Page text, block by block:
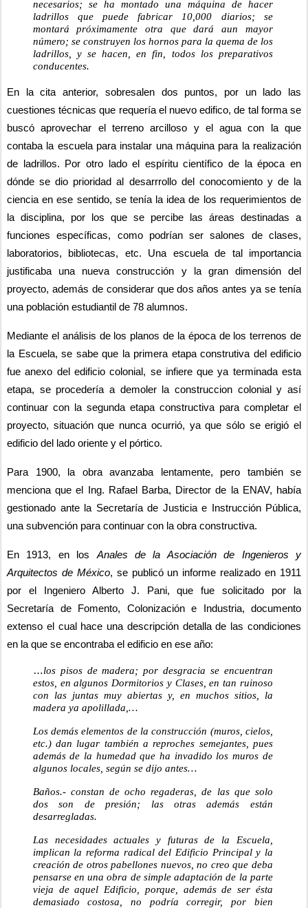
necesarios; se ha montado una máquina de hacer
ladrillos que puede fabricar 10,000 diarios; se
montará próximamente otra que dará aun mayor
número; se construyen los hornos para la quema de los
ladrillos, y se hacen, en fin, todos los preparativos
conducentes.
En la cita anterior, sobresalen dos puntos, por un lado las
cuestiones técnicas que requería el nuevo edifico, de tal forma se
buscó aprovechar el terreno arcilloso y el agua con la que
contaba la escuela para instalar una máquina para la realización
de ladrillos. Por otro lado el espíritu científico de la época en
dónde se dio prioridad al desarrrollo del conocomiento y de la
ciencia en ese sentido, se tenía la idea de los requerimientos de
la disciplina, por los que se percibe las áreas destinadas a
funciones específicas, como podrían ser salones de clases,
laboratorios, bibliotecas, etc. Una escuela de tal importancia
justificaba una nueva construcción y la gran dimensión del
proyecto, además de considerar que dos años antes ya se tenía
una población estudiantil de 78 alumnos.
Mediante el análisis de los planos de la época de los terrenos de
la Escuela, se sabe que la primera etapa construtiva del edificio
fue anexo del edificio colonial, se infiere que ya terminada esta
etapa, se procedería a demoler la construccion colonial y así
continuar con la segunda etapa constructiva para completar el
proyecto, situación que nunca ocurrió, ya que sólo se erigió el
edificio del lado oriente y el pórtico.
Para 1900, la obra avanzaba lentamente, pero también se
menciona que el Ing. Rafael Barba, Director de la ENAV, había
gestionado ante la Secretaría de Justicia e Instrucción Pública,
una subvención para continuar con la obra constructiva.
En 1913, en los Anales de la Asociación de Ingenieros y
Arquitectos de México, se publicó un informe realizado en 1911
por el Ingeniero Alberto J. Pani, que fue solicitado por la
Secretaría de Fomento, Colonización e Industria, documento
extenso el cual hace una descripción detalla de las condiciones
en la que se encontraba el edificio en ese año:
…los pisos de madera; por desgracia se encuentran
estos, en algunos Dormitorios y Clases, en tan ruinoso
con las juntas muy abiertas y, en muchos sitios, la
madera ya apolillada,…
Los demás elementos de la construcción (muros, cielos,
etc.) dan lugar también a reproches semejantes, pues
además de la humedad que ha invadido los muros de
algunos locales, según se dijo antes…
Baños.- constan de ocho regaderas, de las que solo
dos son de presión; las otras además están
desarregladas.
Las necesidades actuales y futuras de la Escuela,
implican la reforma radical del Edificio Principal y la
creación de otros pabellones nuevos, no creo que deba
pensarse en una obra de simple adaptación de la parte
vieja de aquel Edificio, porque, además de ser ésta
demasiado costosa, no podría corregir, por bien